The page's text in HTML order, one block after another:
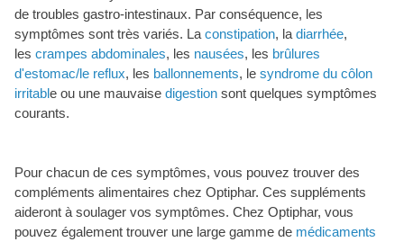
de troubles gastro-intestinaux. Par conséquence, les
symptômes sont très variés. La constipation, la diarrhée,
les crampes abdominales, les nausées, les brûlures
d'estomac/le reflux, les ballonnements, le syndrome du côlon
irritable ou une mauvaise digestion sont quelques symptômes
courants.
Pour chacun de ces symptômes, vous pouvez trouver des
compléments alimentaires chez Optiphar. Ces suppléments
aideront à soulager vos symptômes. Chez Optiphar, vous
pouvez également trouver une large gamme de médicaments